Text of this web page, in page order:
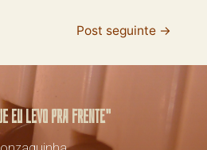
Post seguinte →
eu levo pra frente"